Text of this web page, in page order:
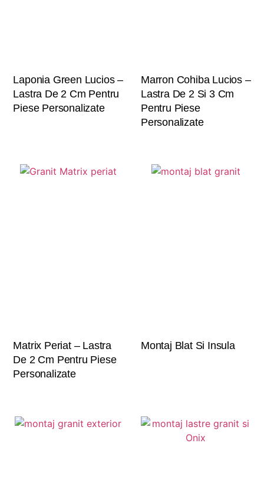
Laponia Green Lucios –
Lastra De 2 Cm Pentru
Piese Personalizate
Marron Cohiba Lucios –
Lastra De 2 Si 3 Cm
Pentru Piese
Personalizate
Matrix Periat – Lastra
De 2 Cm Pentru Piese
Personalizate
Montaj Blat Si Insula